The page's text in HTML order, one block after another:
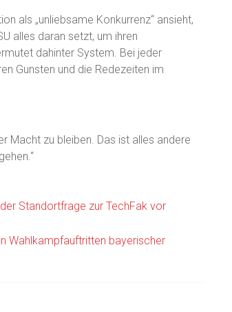
als „unliebsame Konkurrenz“ ansieht,
alles daran setzt, um ihren
dahinter System. Bei jeder
Gunsten und die Redezeiten im
Macht zu bleiben. Das ist alles andere
Standortfrage zur TechFak vor
Wahlkampfauftritten bayerischer